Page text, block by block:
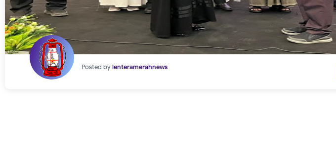
Posted bylenteramerahnews